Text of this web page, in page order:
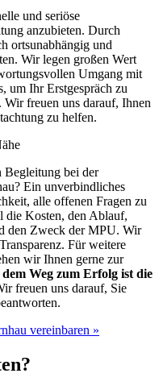
und seriöse
anzubieten. Durch
ortsunabhängig und
Wir legen großen Wert
Umgang mit
um Ihr Erstgespräch zu
freuen uns darauf, Ihnen
zu helfen.
Begleitung bei der
Ein unverbindliches
alle offenen Fragen zu
die Kosten, den Ablauf,
den Zweck der MPU. Wir
Für weitere
wir Ihnen gerne zur
Weg zum Erfolg ist die
freuen uns darauf, Sie
vereinbaren »